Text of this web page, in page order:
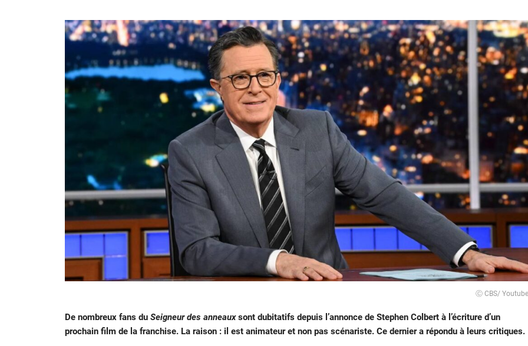
Ⓒ CBS/ Youtube
De nombreux fans du Seigneur des anneauxsont dubitatifs depuis l’annonce de Stephen Colbert à l’écriture d’un
prochain film de la franchise. La raison : il est animateur et non pas scénariste. Ce dernier a répondu à leurs critiques.